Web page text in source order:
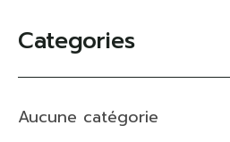
Categories
Aucune catégorie